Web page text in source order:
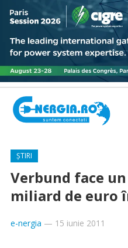
ȘTIRI
Verbund face
miliard de euro
e-nergia — 15 iunie 2011